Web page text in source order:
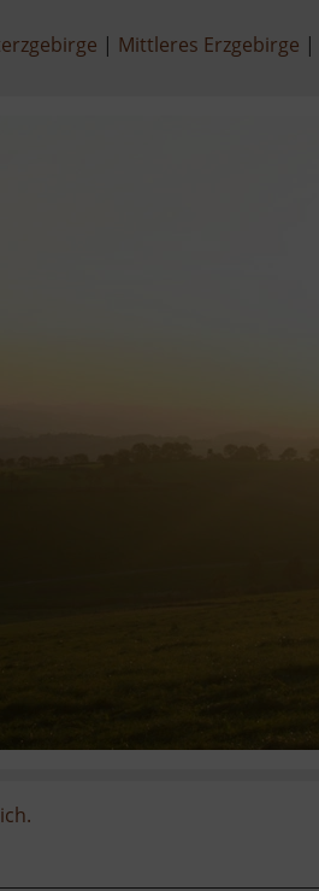
Mittleres Erzgebirge